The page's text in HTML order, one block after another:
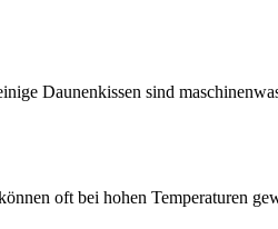
Daunenkissen sind
oft bei hohen Temperaturen